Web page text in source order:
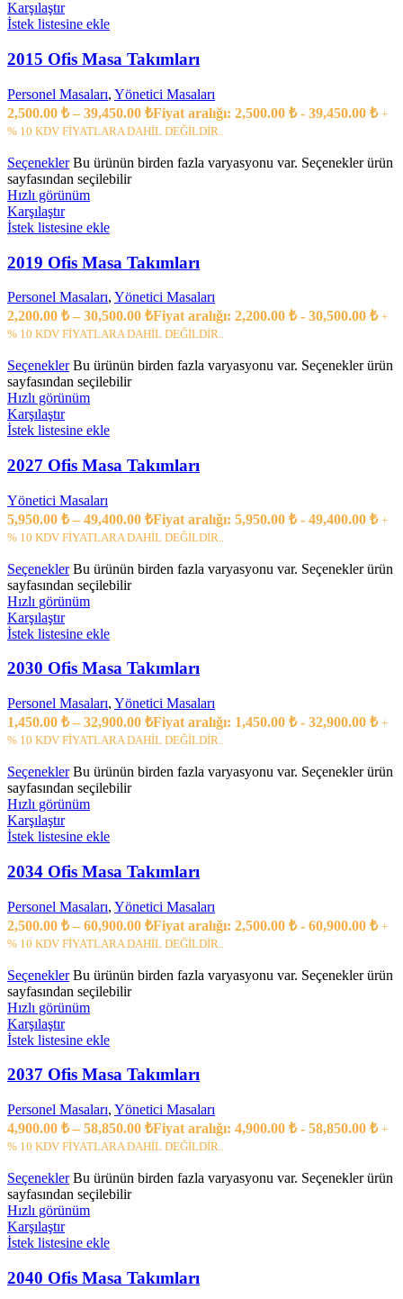
Karşılaştır
İstek listesine ekle
2015 Ofis Masa Takımları
Personel Masaları, Yönetici Masaları
2,500.00 ₺ – 39,450.00 ₺Fiyat aralığı: 2,500.00 ₺ - 39,450.00 ₺ +
% 10 KDV FİYATLARA DAHİL DEĞİLDİR..
Seçenekler Bu ürünün birden fazla varyasyonu var. Seçenekler ürün
sayfasından seçilebilir
Hızlı görünüm
Karşılaştır
İstek listesine ekle
2019 Ofis Masa Takımları
Personel Masaları, Yönetici Masaları
2,200.00 ₺ – 30,500.00 ₺Fiyat aralığı: 2,200.00 ₺ - 30,500.00 ₺ +
% 10 KDV FİYATLARA DAHİL DEĞİLDİR..
Seçenekler Bu ürünün birden fazla varyasyonu var. Seçenekler ürün
sayfasından seçilebilir
Hızlı görünüm
Karşılaştır
İstek listesine ekle
2027 Ofis Masa Takımları
Yönetici Masaları
5,950.00 ₺ – 49,400.00 ₺Fiyat aralığı: 5,950.00 ₺ - 49,400.00 ₺ +
% 10 KDV FİYATLARA DAHİL DEĞİLDİR..
Seçenekler Bu ürünün birden fazla varyasyonu var. Seçenekler ürün
sayfasından seçilebilir
Hızlı görünüm
Karşılaştır
İstek listesine ekle
2030 Ofis Masa Takımları
Personel Masaları, Yönetici Masaları
1,450.00 ₺ – 32,900.00 ₺Fiyat aralığı: 1,450.00 ₺ - 32,900.00 ₺ +
% 10 KDV FİYATLARA DAHİL DEĞİLDİR..
Seçenekler Bu ürünün birden fazla varyasyonu var. Seçenekler ürün
sayfasından seçilebilir
Hızlı görünüm
Karşılaştır
İstek listesine ekle
2034 Ofis Masa Takımları
Personel Masaları, Yönetici Masaları
2,500.00 ₺ – 60,900.00 ₺Fiyat aralığı: 2,500.00 ₺ - 60,900.00 ₺ +
% 10 KDV FİYATLARA DAHİL DEĞİLDİR..
Seçenekler Bu ürünün birden fazla varyasyonu var. Seçenekler ürün
sayfasından seçilebilir
Hızlı görünüm
Karşılaştır
İstek listesine ekle
2037 Ofis Masa Takımları
Personel Masaları, Yönetici Masaları
4,900.00 ₺ – 58,850.00 ₺Fiyat aralığı: 4,900.00 ₺ - 58,850.00 ₺ +
% 10 KDV FİYATLARA DAHİL DEĞİLDİR..
Seçenekler Bu ürünün birden fazla varyasyonu var. Seçenekler ürün
sayfasından seçilebilir
Hızlı görünüm
Karşılaştır
İstek listesine ekle
2040 Ofis Masa Takımları